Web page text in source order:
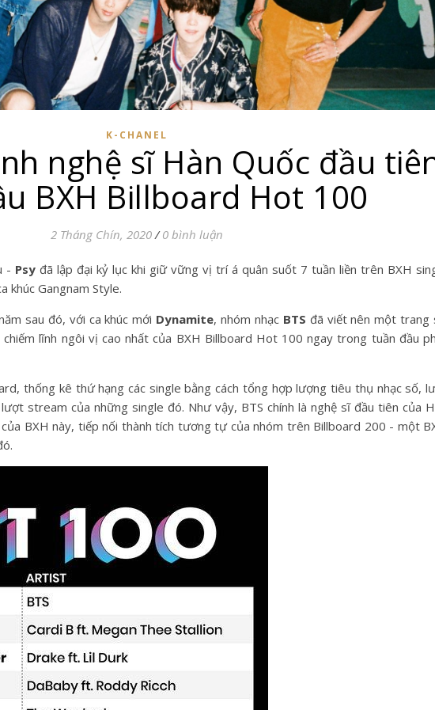
K-CHANEL
nghệ sĩ Hàn Quốc đầu
BXH Billboard Hot 100
2 Tháng Chín, 2020 / 0 bình luận
- Psy đã lập đại kỷ lục khi giữ vững vị trí á quân suốt 7 tuần liền trên BXH
khúc Gangnam Style.
sau đó, với ca khúc mới Dynamite, nhóm nhạc BTS đã viết nên một trang
chiếm lĩnh ngôi vị cao nhất của BXH Billboard Hot 100 ngay trong tuần đầu
thống kê thứ hạng các single bằng cách tổng hợp lượng tiêu thụ nhạc số,
stream của những single đó. Như vậy, BTS chính là nghệ sĩ đầu tiên của
BXH này, tiếp nối thành tích tương tự của nhóm trên Billboard 200 - một